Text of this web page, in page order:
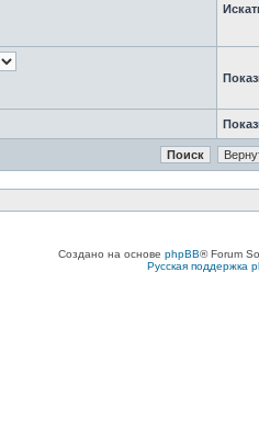
Создано на основе phpBB® Forum
Русская поддержка